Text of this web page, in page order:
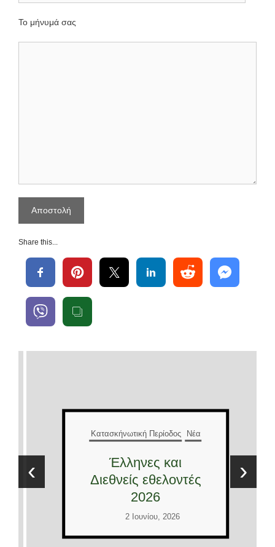
Το μήνυμά σας
Share this...
Κατασκήνωτική Περίοδος Νέα
Έλληνες και
Διεθνείς εθελοντές
2026
2 Ιουνίου, 2026
‹ ›